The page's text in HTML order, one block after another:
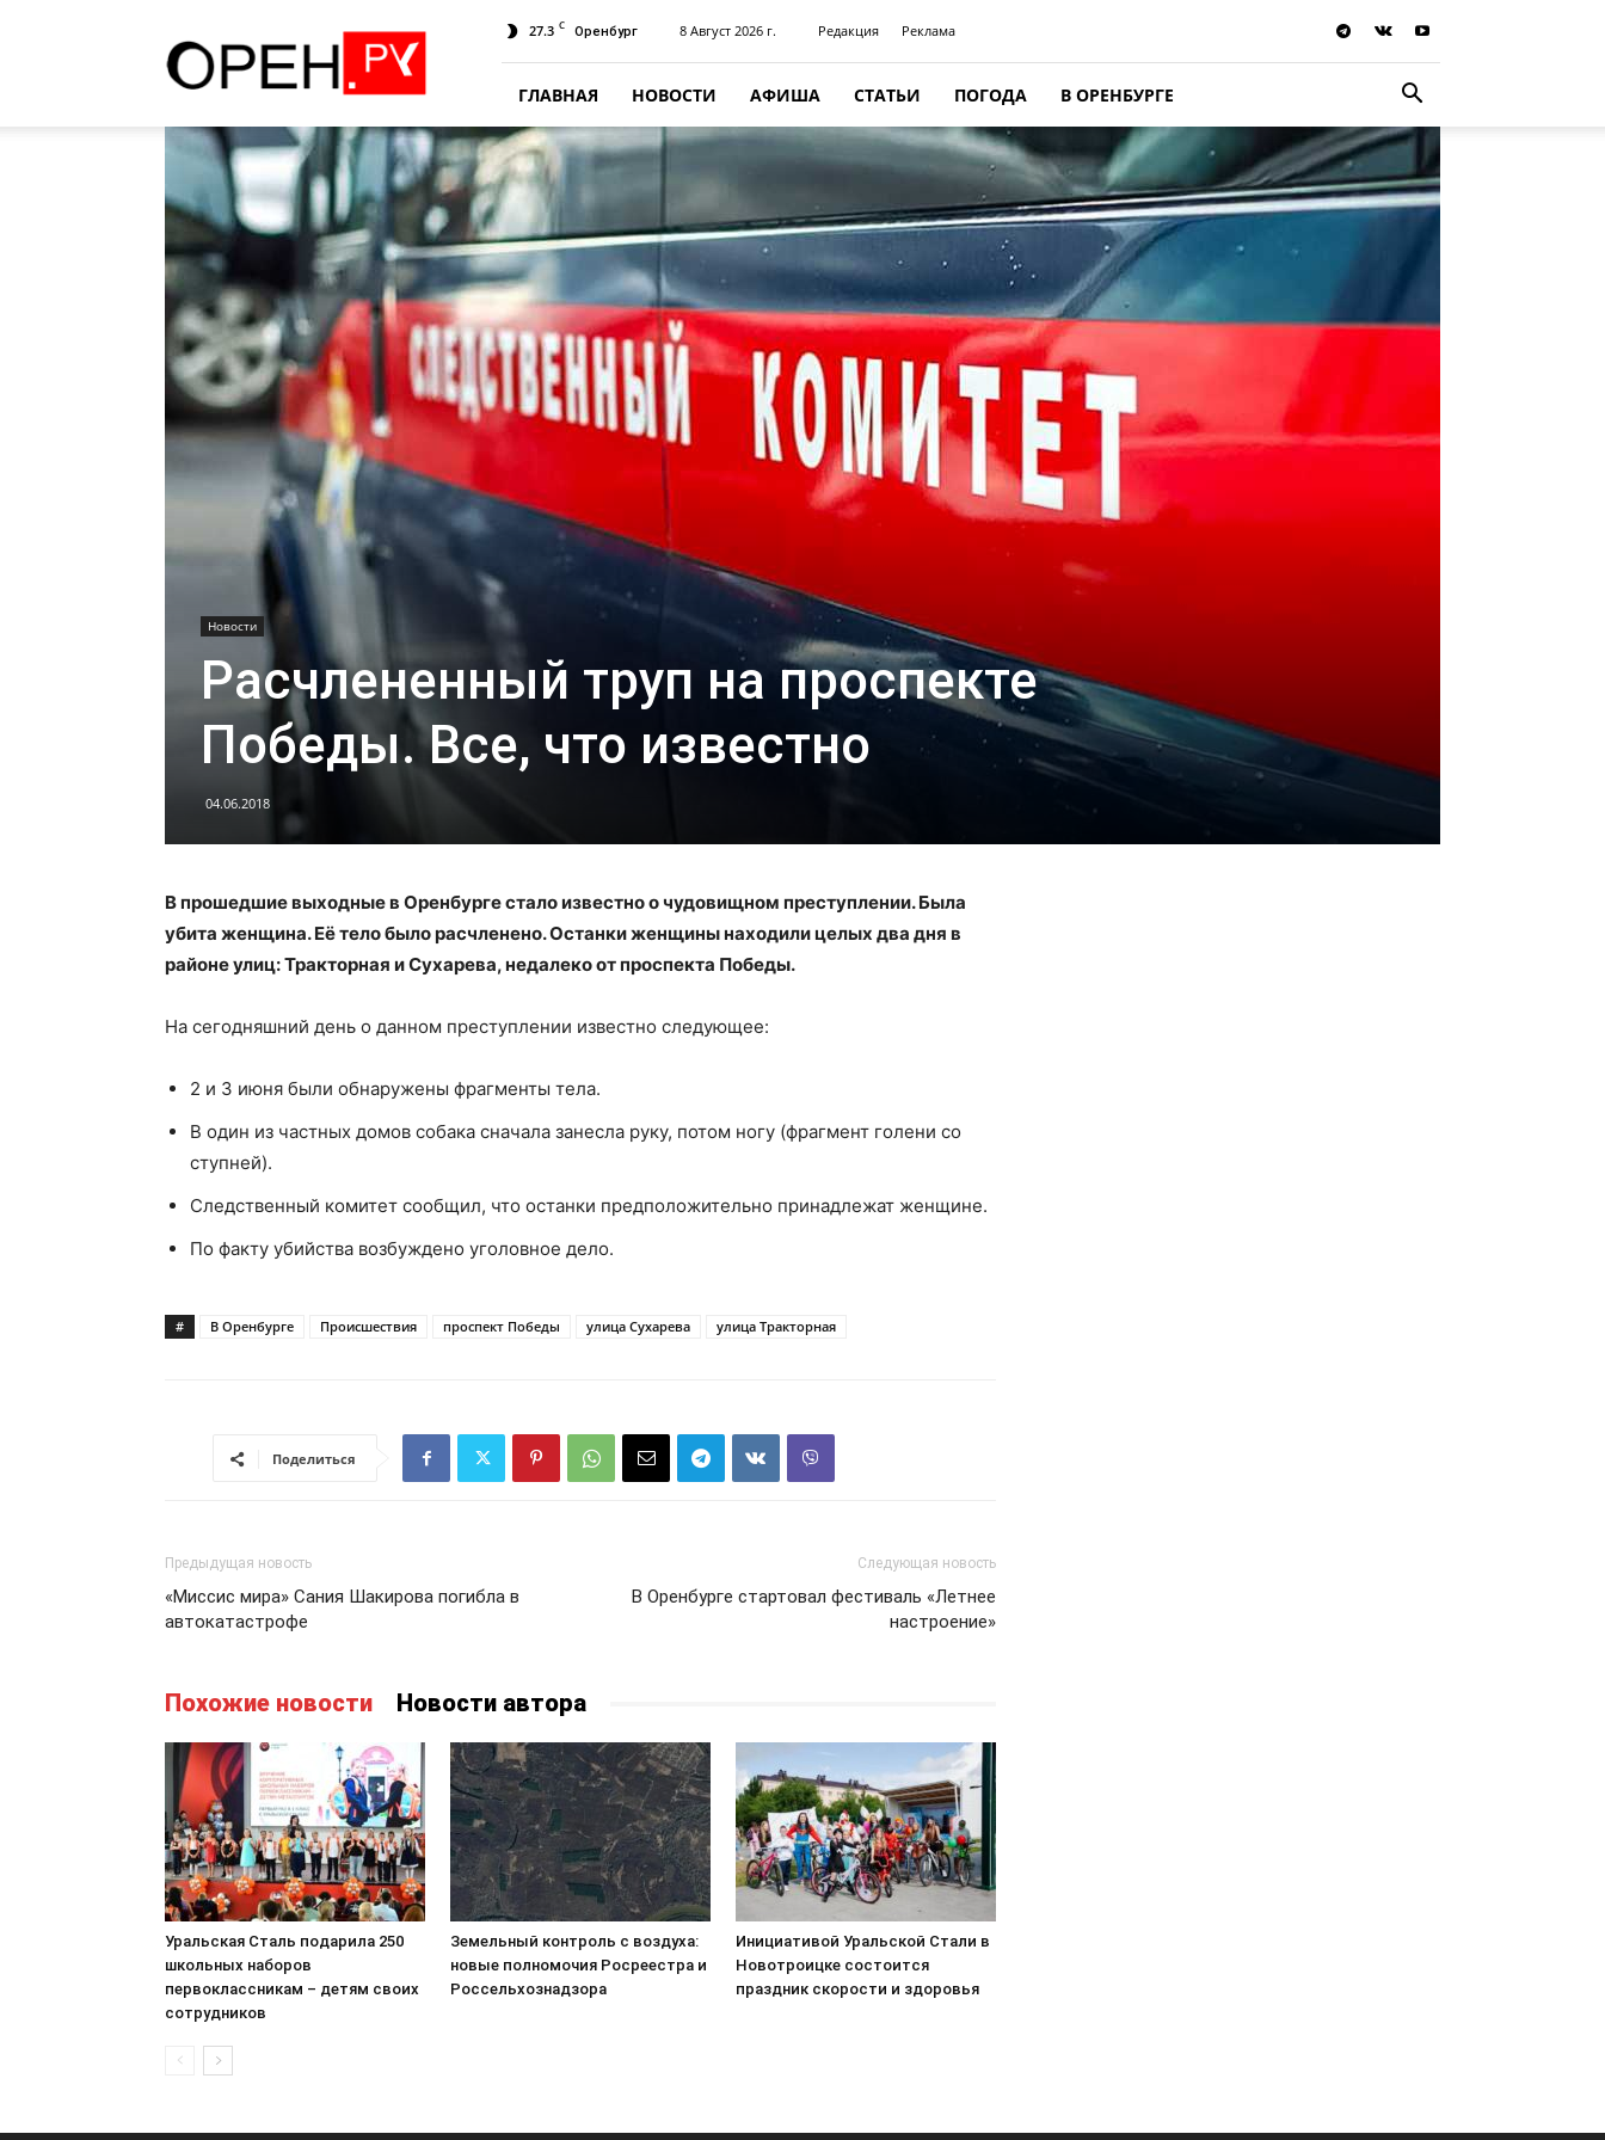
27.3 C Оренбург 8 Август 2026 г. Редакция Реклама
ГЛАВНАЯ НОВОСТИ АФИША СТАТЬИ ПОГОДА В ОРЕНБУРГЕ
Новости
Расчлененный труп на проспекте
Победы. Все, что известно
04.06.2018
В прошедшие выходные в Оренбурге стало известно о чудовищном преступлении. Была
убита женщина. Её тело было расчленено. Останки женщины находили целых два дня в
районе улиц: Тракторная и Сухарева, недалеко от проспекта Победы.
На сегодняшний день о данном преступлении известно следующее:
2 и 3 июня были обнаружены фрагменты тела.
В один из частных домов собака сначала занесла руку, потом ногу (фрагмент голени со
ступней).
Следственный комитет сообщил, что останки предположительно принадлежат женщине.
По факту убийства возбуждено уголовное дело.
# В Оренбурге Происшествия проспект Победы улица Сухарева улица Тракторная
Поделиться
Предыдущая новость
«Миссис мира» Сания Шакирова погибла в
автокатастрофе
Следующая новость
В Оренбурге стартовал фестиваль «Летнее
настроение»
Похожие новости Новости автора
Уральская Сталь подарила 250
школьных наборов
первоклассникам – детям своих
сотрудников
Земельный контроль с воздуха:
новые полномочия Росреестра и
Россельхознадзора
Инициативой Уральской Стали в
Новотроицке состоится
праздник скорости и здоровья